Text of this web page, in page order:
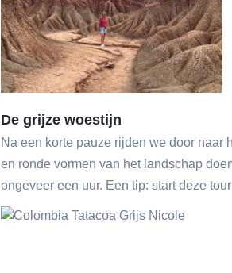
De grijze woestijn
Na een korte pauze rijden we door naar
en ronde vormen van het landschap
ongeveer een uur. Een tip: start deze